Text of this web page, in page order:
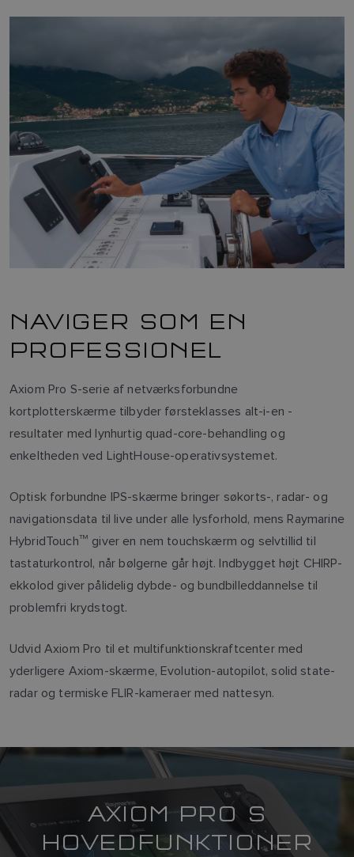
NAVIGER SOM EN
PROFESSIONEL
Axiom Pro S-serie af netværksforbundne
kortplotterskærme tilbyder førsteklasses alt-i-en -
resultater med lynhurtig quad-core-behandling og
enkeltheden ved LightHouse-operativsystemet.
Optisk forbundne IPS-skærme bringer søkorts-, radar- og
navigationsdata til live under alle lysforhold, mens Raymarine
HybridTouchTM
giver en nem touchskærm og selvtillid til
tastaturkontrol, når bølgerne går højt. Indbygget højt CHIRP-
ekkolod giver pålidelig dybde- og bundbilleddannelse til
problemfri krydstogt.
Udvid Axiom Pro til et multifunktionskraftcenter med
yderligere Axiom-skærme, Evolution-autopilot, solid state-
radar og termiske FLIR-kameraer med nattesyn.
AXIOM PRO S
HOVEDFUNKTIONER